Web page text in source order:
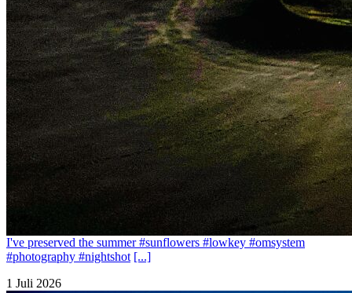
I've preserved the summer #sunflowers #lowkey #omsystem
#photography #nightshot [...]
1 Juli 2026